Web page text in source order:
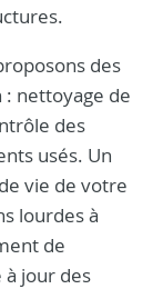
des
nettoyage de
des
usés. Un
vie de votre
lourdes à
de
à jour des